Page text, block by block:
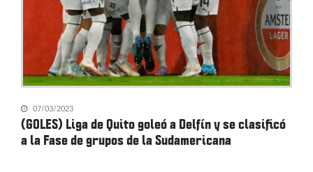
07/03/2023
(GOLES) Liga de Quito goleó a Delfín y se clasificó
a la Fase de grupos de la Sudamericana